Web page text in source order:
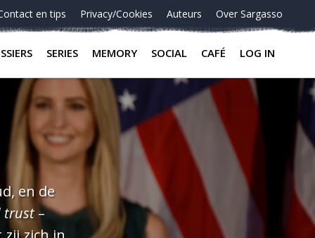
en tips Privacy/Cookies Auteurs Over Sargasso
SERIES MEMORY SOCIAL CAFÉ LOG IN
en de
trust–